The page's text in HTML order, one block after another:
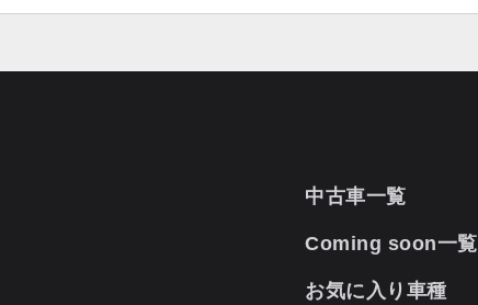
中古車一覧
Coming soon一覧
お気に入り車種